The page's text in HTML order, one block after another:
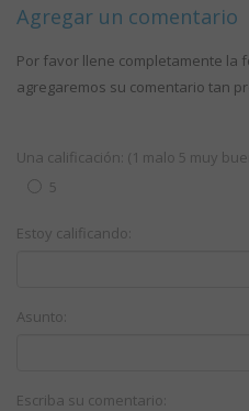
Agregar un comentario
Por favor llene completamente la
agregaremos su comentario tan
Una calificación: (1 malo 5 muy
5
Estoy calificando:
Asunto:
Escriba su comentario: